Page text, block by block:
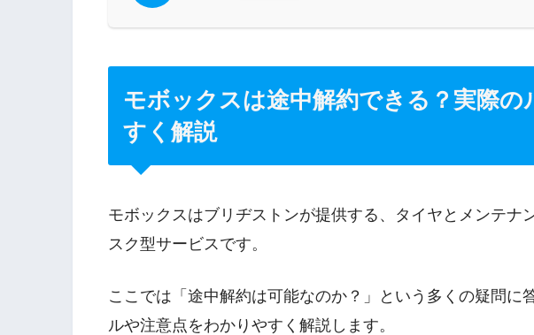
モボックスは途中解約できる？実際の
すく解説
モボックスはブリヂストンが提供する、タイヤとメンテナ
スク型サービスです。
ここでは「途中解約は可能なのか？」という多くの疑問に
ルや注意点をわかりやすく解説します。